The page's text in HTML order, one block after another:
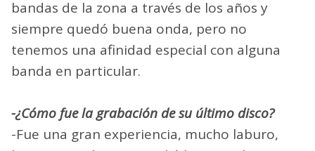
bandas de la zona a través de los años y
siempre quedó buena onda, pero no
tenemos una afinidad especial con alguna
banda en particular.
-¿Cómo fue la grabación de su último disco?
-Fue una gran experiencia, mucho laburo,